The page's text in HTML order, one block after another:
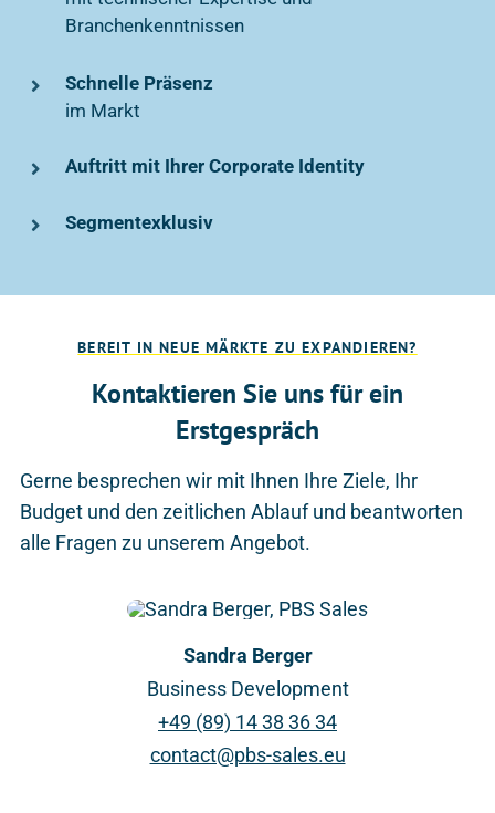
Branchenkenntnissen
Schnelle Präsenz
im Markt
Auftritt mit Ihrer Corporate Identity
Segmentexklusiv
BEREIT IN NEUE MÄRKTE ZU EXPANDIEREN?
Kontaktieren Sie uns für ein
Erstgespräch
Gerne besprechen wir mit Ihnen Ihre Ziele, Ihr
Budget und den zeitlichen Ablauf und beantworten
alle Fragen zu unserem Angebot.
Sandra Berger
Business Development
+49 (89) 14 38 36 34
contact@pbs-sales.eu